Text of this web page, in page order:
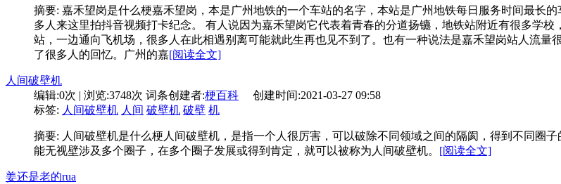
摘要: 嘉禾望岗是什么梗嘉禾望岗，本是广州地铁的一个车站的名字，本站是广州地铁每日服务时间最长
多人来这里拍抖音视频打卡纪念。 有人说因为嘉禾望岗它代表着青春的分道扬镳，地铁站附近有很多学
站，一边通向飞机场，很多人在此相遇别离可能就此生再也见不到了。也有一种说法是嘉禾望岗站人流
了很多人的回忆。广州的嘉[阅读全文]
人间破壁机
编辑:0次 | 浏览:3748次 词条创建者:梗百科 创建时间:2021-03-27 09:58
标签: 人间破壁机 人间 破壁机 破壁 机
摘要: 人间破壁机是什么梗人间破壁机，是指一个人很厉害，可以破除不同领域之间的隔阂，得到不同圈
能无视壁涉及多个圈子，在多个圈子发展或得到肯定，就可以被称为人间破壁机。 [阅读全文]
姜还是老的rua